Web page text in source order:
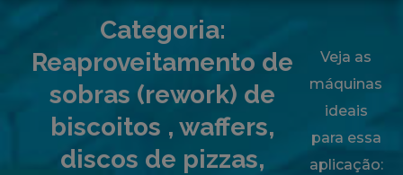
Categoria:
Reaproveitamento de
sobras (rework) de
biscoitos , waffers,
discos de pizzas,
Veja as
máquinas
ideais
para essa
aplicação: